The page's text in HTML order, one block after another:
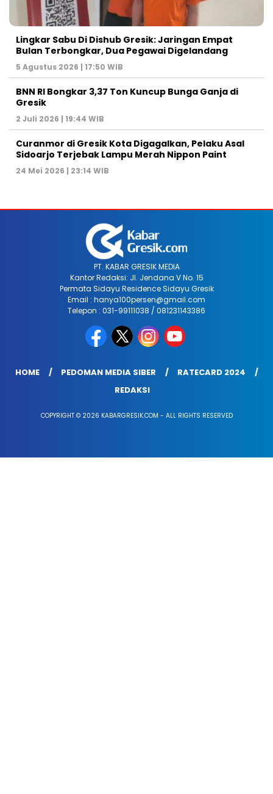
Lingkar Sabu Di Dishub Gresik: Jaringan Empat
Bulan Terbongkar, Dua Pegawai Digelandang
5 Agustus 2026 | 17:50 WIB
BNN RI Bongkar 3,37 Ton Kuncup Bunga Ganja di
Gresik
2 Juli 2026 | 19:44 WIB
Curanmor di Gresik Kota Digagalkan, Pelaku Asal
Sidoarjo Terjebak Lampu Merah Nippon Paint
24 Mei 2026 | 23:14 WIB
PT. KABAR GRESIK MEDIA
Kantor Redaksi: Jl. Jendana V No. 15
Permata Sidayu Residence Sidayu Gresik
Email : hanya100persen@gmail.com
Telepon : 031-99111038 / 081231143386
HOME PEDOMAN MEDIA SIBER
RATECARD 2024
REDAKSI
COPYRIGHT © 2026 KABARGRESIK.COM - ALL RIGHTS RESERVED